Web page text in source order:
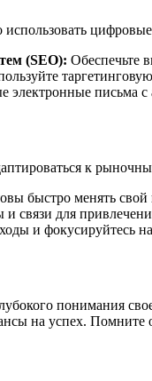
использовать
(SEO): Обеспечьте
электронные письма
к
быстро менять
и связи для
и фокусируйтесь
понимания
на успех.